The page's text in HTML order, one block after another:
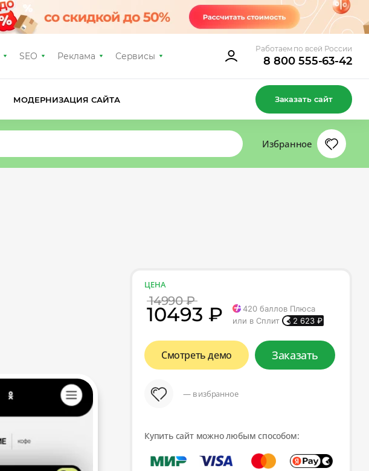
SEO Реклама Сервисы
Работаем по всей России
8 800 555-63-42
МОДЕРНИЗАЦИЯ САЙТА Заказать сайт
Избранное
ЦЕНА
14990 ₽
10493 ₽ 420 баллов Плюса
или в Сплит
2 623 ₽
Смотреть демо Заказать
— в избранное
Купить сайт можно любым способом: